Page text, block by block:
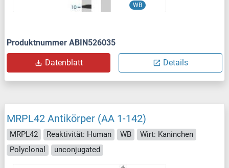
WB
Produktnummer ABIN526035
Datenblatt Details
MRPL42 Antikörper (AA 1-142)
MRPL42 Reaktivität: Human WB
Wirt: Kaninchen
Polyclonal
unconjugated